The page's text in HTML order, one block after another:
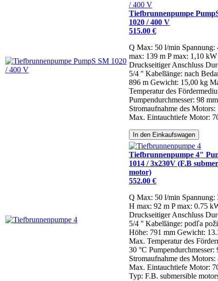
Tiefbrunnenpumpe
1020 / 400 V
515.00 €
Q Max: 50 l/min
max: 139 m P max: 1,10 kW
Druckseitiger Anschluss
5/4 '' Kabellänge: nach
896 m Gewicht: 15,00 kg
Temperatur des
Pumpendurchmesser: 98 mm
Stromaufnahme des Motors:
Max. Eintauchtiefe Motor:
In den Einkaufswagen
Tiefbrunnenpumpe 4"
1014 / 3x230V (F.B
motor)
552.00 €
Q Max: 50 l/min
H max: 92 m P max: 0.75
Druckseitiger Anschluss
5/4 '' Kabellänge: podľa
Höhe: 791 mm Gewicht:
Max. Temperatur des
30 °C Pumpendurchmesser:
Stromaufnahme des Motors:
Max. Eintauchtiefe Motor:
Typ: F.B. submersible